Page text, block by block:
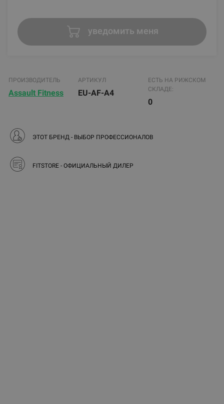
уведомить меня
ПРОИЗВОДИТЕЛЬ
Assault Fitness
АРТИКУЛ
EU-AF-A4
ЕСТЬ НА РИЖСКОМ
СКЛАДЕ:
0
ЭТОТ БРЕНД - ВЫБОР ПРОФЕССИОНАЛОВ
FITSTORE - ОФИЦИАЛЬНЫЙ ДИЛЕР